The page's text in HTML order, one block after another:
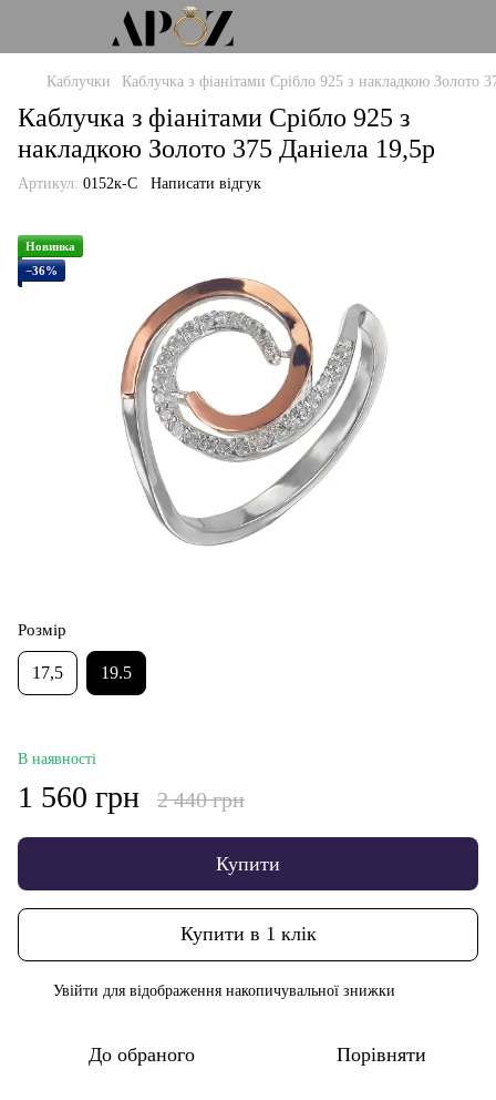
Каблучки Каблучка з фіанітами Срібло 925 з накладкою Золото
Каблучка з фіанітами Срібло 925 з
накладкою Золото 375 Даніела 19,5р
Артикул: 0152к-С Написати відгук
Новинка
−36%
Розмір
17,5 19.5
В наявності
1 560 грн 2 440 грн
Купити
Купити в 1 клік
Увійти для відображення накопичувальної знижки
До обраного Порівняти